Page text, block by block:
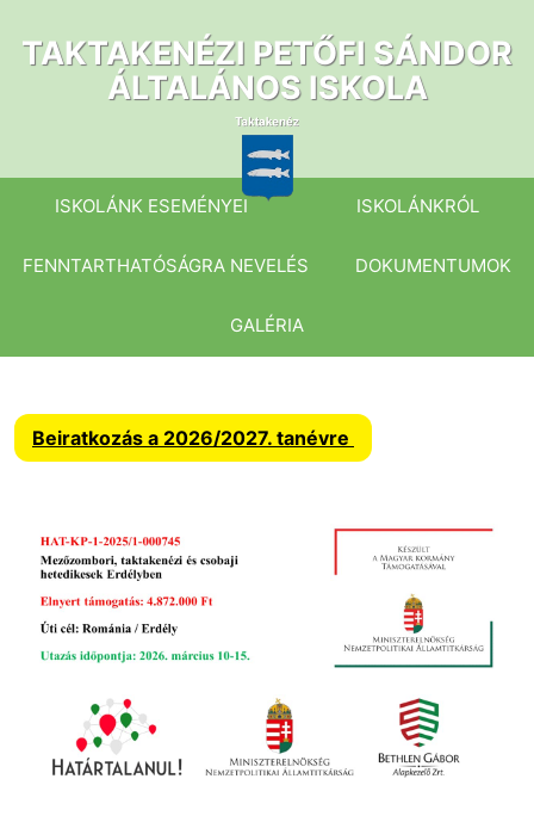
tartalomhoz
TAKTAKENÉZI PETŐFI SÁNDOR
ÁLTALÁNOS ISKOLA
ISKOLÁNK ESEMÉNYEI ISKOLÁNKRÓL
FENNTARTHATÓSÁGRA NEVELÉS DOKUMENTUMOK
GALÉRIA
Beiratkozás a 2026/2027. tanévre